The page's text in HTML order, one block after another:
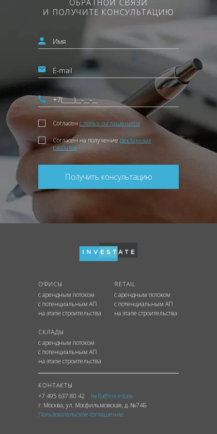
ОБРАТНОЙ СВЯЗИ
И ПОЛУЧИТЕ КОНСУЛЬТАЦИЮ
Согласен с польз. соглашением
Согласен на получение рекламных
рассылок
Получить консультацию
ОФИСЫ
с арендным потоком
с потенциальным АП
на этапе строительства
RETAIL
с арендным потоком
с потенциальным АП
на этапе строительства
СКЛАДЫ
с арендным потоком
с потенциальным АП
на этапе строительства
КОНТАКТЫ
+7 495 637 80 42
hello@inv.estate
г. Москва, ул. Мосфильмовская, д. №74Б
Пользовательское соглашение